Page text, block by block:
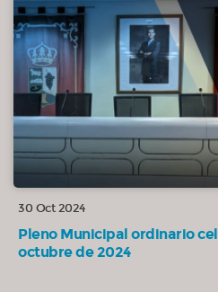
30 Oct 2024
Pleno Municipal ordinario
octubre de 2024